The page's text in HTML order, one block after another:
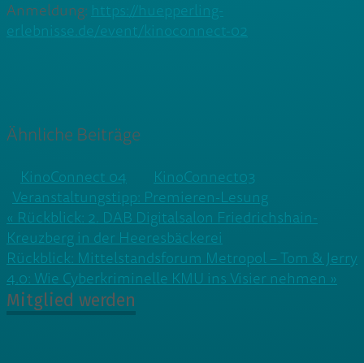
Anmeldung: https://huepperling-
erlebnisse.de/event/kinoconnect-02
Ähnliche Beiträge
KinoConnect 04
KinoConnect03
Veranstaltungstipp: Premieren-Lesung
Beitragsnavigation
« Rückblick: 2. DAB Digitalsalon Friedrichshain-
Kreuzberg in der Heeresbäckerei
Rückblick: Mittelstandsforum Metropol – Tom & Jerry
4.0: Wie Cyberkriminelle KMU ins Visier nehmen »
Mitglied werden